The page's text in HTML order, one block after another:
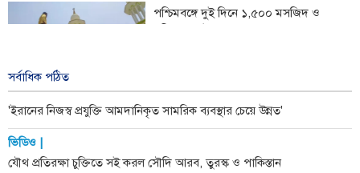
খবর
পশ্চিমবঙ্গে দুই দিনে ১,৫০০ মসজিদ ও
সর্বাধিক পঠিত
'ইরানের নিজস্ব প্রযুক্তি আমদানিকৃত সামরিক ব্যবস্থার চেয়ে উন্নত'
ভিডিও |
যৌথ প্রতিরক্ষা চুক্তিতে সই করল সৌদি আরব, তুরস্ক ও পাকিস্তান